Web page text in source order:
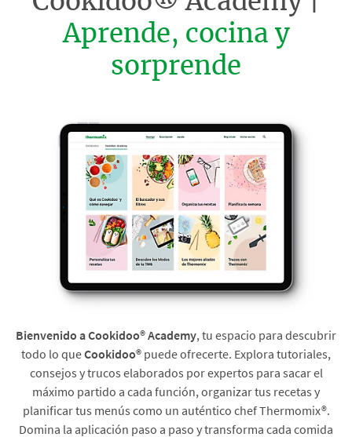
Aprende, cocina y
sorprende
Bienvenido a Cookidoo® Academy, tu espacio para descubrir
todo lo queCookidoo® puede ofrecerte. Explora tutoriales,
consejos y trucos elaborados por expertos para sacar el
máximo partido a cada función, organizar tus recetas y
planificar tus menús como un auténtico chef Thermomix®.
Domina la aplicación paso a paso y transforma cada comida